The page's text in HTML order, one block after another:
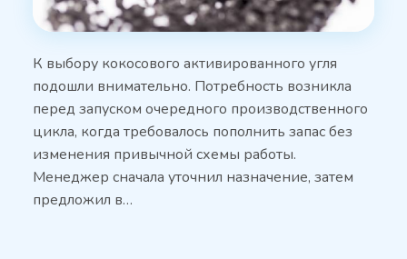
К выбору кокосового активированного угля
подошли внимательно. Потребность возникла
перед запуском очередного производственного
цикла, когда требовалось пополнить запас без
изменения привычной схемы работы.
Менеджер сначала уточнил назначение, затем
предложил в…